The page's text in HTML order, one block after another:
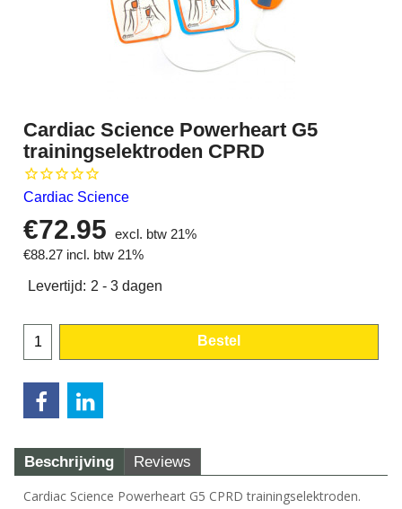
Cardiac Science Powerheart G5
trainingselektroden CPRD
Cardiac Science
€72.95
excl. btw 21%
€88.27 incl. btw 21%
Levertijd: 2 - 3 dagen
Bestel
Beschrijving
Reviews
Cardiac Science Powerheart G5 CPRD trainingselektroden.